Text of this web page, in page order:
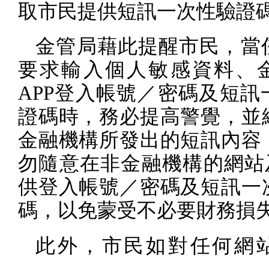
取市民提供短訊一次性驗證
金管局藉此提醒市民，當
要求輸入個人敏感資料、
APP登入帳號／密碼及短訊
證碼時，務必提高警覺，並
金融機構所發出的短訊內容
勿隨意在非金融機構的網
供登入帳號／密碼及短訊一
碼，以免蒙受不必要財務損
此外，市民如對任何網